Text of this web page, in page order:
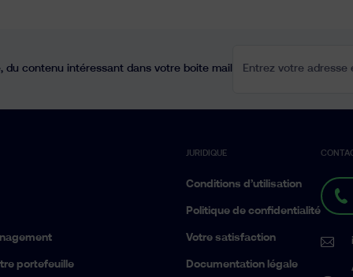
du contenu intéressant dans votre boite mail
portefeuille
JURIDIQUE
Conditions d’utilisation
Politique de confidentialité
Votre satisfaction
Documentation légale